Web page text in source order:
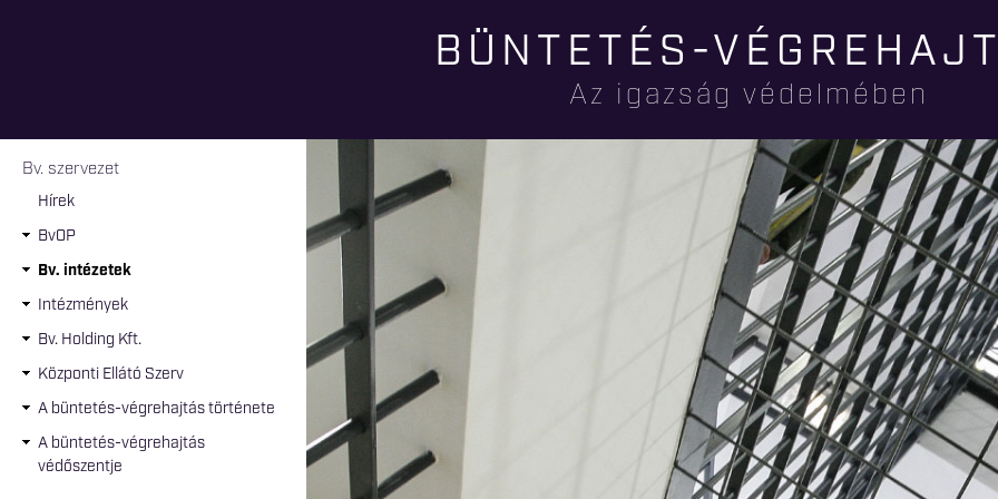
tartalomra
BÜNTETÉS-
Az igazság védelmében
Jelenlegi hely
Bv. szervezet
Hírek
BvOP
Bv. intézetek
Intézmények
Bv. Holding Kft.
Központi Ellátó Szerv
A büntetés-végrehajtás története
A büntetés-végrehajtás
védőszentje